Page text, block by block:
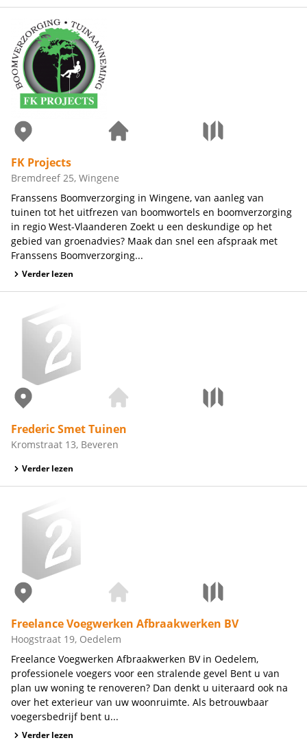
FK Projects
Bremdreef 25, Wingene
Franssens Boomverzorging in Wingene, van aanleg van
tuinen tot het uitfrezen van boomwortels en boomverzorging
in regio West-Vlaanderen Zoekt u een deskundige op het
gebied van groenadvies? Maak dan snel een afspraak met
Franssens Boomverzorging...
Verder lezen
Frederic Smet Tuinen
Kromstraat 13, Beveren
Verder lezen
Freelance Voegwerken Afbraakwerken BV
Hoogstraat 19, Oedelem
Freelance Voegwerken Afbraakwerken BV in Oedelem,
professionele voegers voor een stralende gevel Bent u van
plan uw woning te renoveren? Dan denkt u uiteraard ook na
over het exterieur van uw woonruimte. Als betrouwbaar
voegersbedrijf bent u...
Verder lezen